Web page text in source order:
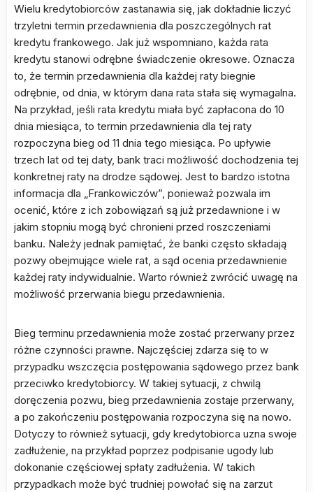
Wielu kredytobiorców zastanawia się, jak dokładnie liczyć
trzyletni termin przedawnienia dla poszczególnych rat
kredytu frankowego. Jak już wspomniano, każda rata
kredytu stanowi odrębne świadczenie okresowe. Oznacza
to, że termin przedawnienia dla każdej raty biegnie
odrębnie, od dnia, w którym dana rata stała się wymagalna.
Na przykład, jeśli rata kredytu miała być zapłacona do 10
dnia miesiąca, to termin przedawnienia dla tej raty
rozpoczyna bieg od 11 dnia tego miesiąca. Po upływie
trzech lat od tej daty, bank traci możliwość dochodzenia tej
konkretnej raty na drodze sądowej. Jest to bardzo istotna
informacja dla „Frankowiczów”, ponieważ pozwala im
ocenić, które z ich zobowiązań są już przedawnione i w
jakim stopniu mogą być chronieni przed roszczeniami
banku. Należy jednak pamiętać, że banki często składają
pozwy obejmujące wiele rat, a sąd ocenia przedawnienie
każdej raty indywidualnie. Warto również zwrócić uwagę na
możliwość przerwania biegu przedawnienia.
Bieg terminu przedawnienia może zostać przerwany przez
różne czynności prawne. Najczęściej zdarza się to w
przypadku wszczęcia postępowania sądowego przez bank
przeciwko kredytobiorcy. W takiej sytuacji, z chwilą
doręczenia pozwu, bieg przedawnienia zostaje przerwany,
a po zakończeniu postępowania rozpoczyna się na nowo.
Dotyczy to również sytuacji, gdy kredytobiorca uzna swoje
zadłużenie, na przykład poprzez podpisanie ugody lub
dokonanie częściowej spłaty zadłużenia. W takich
przypadkach może być trudniej powołać się na zarzut